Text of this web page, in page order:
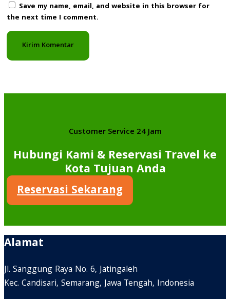
Save my name, email, and website in this browser for
the next time I comment.
Customer Service 24 Jam
Hubungi Kami & Reservasi Travel ke
Kota Tujuan Anda
Reservasi Sekarang
Alamat
Jl. Sanggung Raya No. 6, Jatingaleh
Kec. Candisari, Semarang, Jawa Tengah, Indonesia